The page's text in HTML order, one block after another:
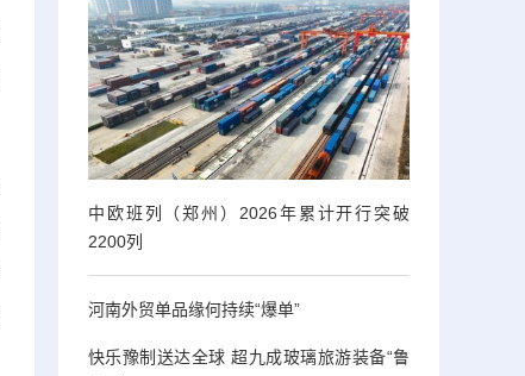
中欧班列（郑州）2026年累计开行突破
2200列
河南外贸单品缘何持续“爆单”
快乐豫制送达全球 超九成玻璃旅游装备“鲁